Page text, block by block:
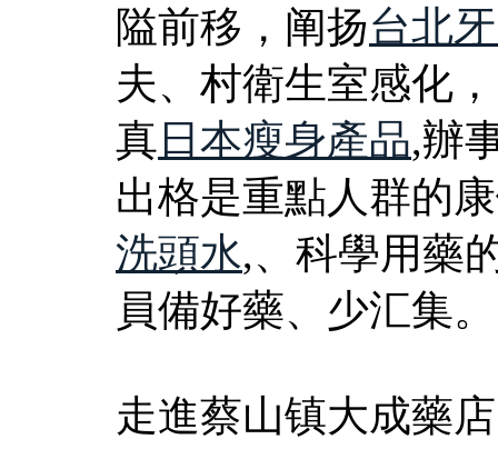
隘前移，阐扬台北
夫、村衛生室感化
真 日本瘦身產品,辦
出格是重點人群的
洗頭水,、科學用藥
員備好藥、少汇集。
走進蔡山镇大成藥